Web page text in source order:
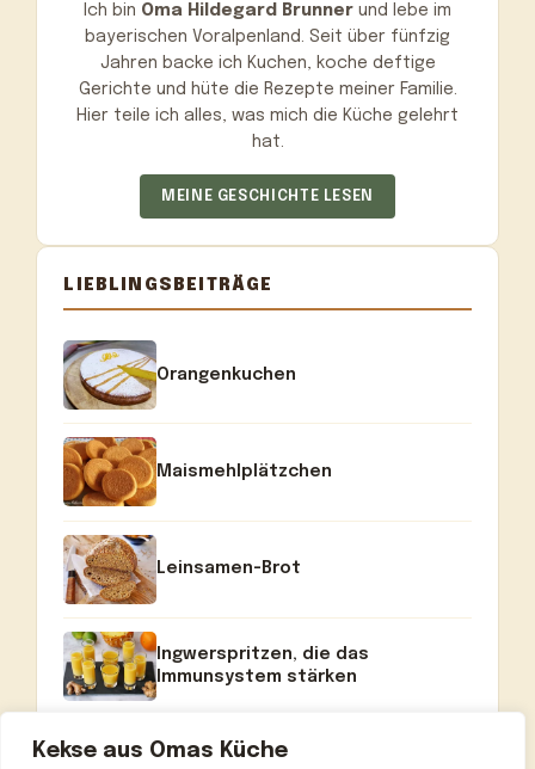
Kekse aus Omas Küche
Ich bin Oma Hildegard Brunner und lebe im
bayerischen Voralpenland. Seit über fünfzig
Jahren backe ich Kuchen, koche deftige
Gerichte und hüte die Rezepte meiner Familie.
Hier teile ich alles, was mich die Küche gelehrt
hat.
MEINE GESCHICHTE LESEN
LIEBLINGSBEITRÄGE
Orangenkuchen
Maismehlplätzchen
Leinsamen-Brot
Ingwerspritzen, die das
Immunsystem stärken